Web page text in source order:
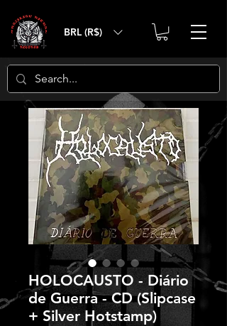
BRL (R$)
HOLOCAUSTO - Diário
de Guerra - CD (Slipcase
+ Silver Hotstamp)